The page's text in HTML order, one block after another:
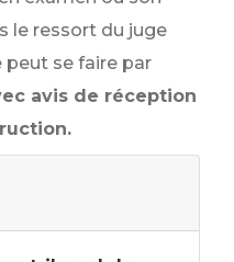
le ressort du juge
se faire par
avis de réception